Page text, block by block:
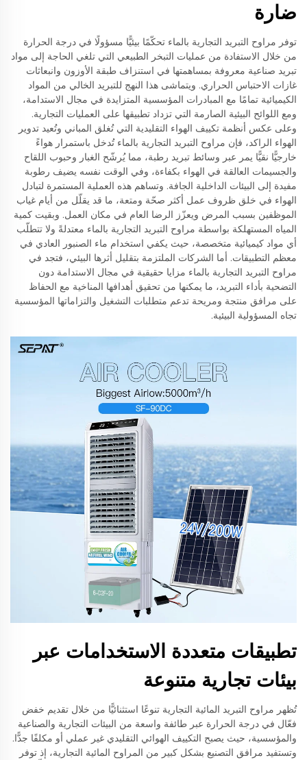
ضارة
توفر مراوح التبريد التجارية بالماء تحكّمًا بيئيًّا مسؤولًا في درجة الحرارة
من خلال الاستفادة من عمليات التبخر الطبيعي التي تلغي الحاجة إلى مواد
تبريد صناعية معروفة بمساهمتها في استنزاف طبقة الأوزون وانبعاثات
غازات الاحتباس الحراري. ويتماشى هذا النهج للتبريد الخالي من المواد
الكيميائية تمامًا مع المبادرات المؤسسية المتزايدة في مجال الاستدامة،
ومع اللوائح البيئية الصارمة التي تزداد تطبيقها على العمليات التجارية.
وعلى عكس أنظمة تكييف الهواء التقليدية التي تُغلق المباني وتُعيد تدوير
الهواء الراكد، فإن مراوح التبريد التجارية بالماء تُدخل باستمرار هواءً
خارجيًّا نقيًّا يمر عبر وسائط تبريد رطبة، مما يُرشّح الغبار وحبوب اللقاح
والجسيمات العالقة في الهواء بكفاءة، وفي الوقت نفسه يضيف رطوبة
مفيدة إلى البيئات الداخلية الجافة. وتساهم هذه العملية المستمرة لتبادل
الهواء في خلق ظروف عمل أكثر صحّة ومتعة، ما قد يقلّل من أيام غياب
الموظفين بسبب المرض ويعزّز الرضا العام في مكان العمل. وبقيت كمية
المياه المستهلكة بواسطة مراوح التبريد التجارية بالماء معتدلةً ولا تتطلّب
أي مواد كيميائية متخصصة، حيث يكفي استخدام ماء الصنبور العادي في
معظم التطبيقات. أما الشركات الملتزمة بتقليل أثرها البيئي، فتجد في
مراوح التبريد التجارية بالماء مزايا حقيقية في مجال الاستدامة دون
التضحية بأداء التبريد، ما يمكنها من تحقيق أهدافها المناخية مع الحفاظ
على مرافق منتجة ومريحة تدعم متطلبات التشغيل والتزاماتها المؤسسية
تجاه المسؤولية البيئية.
تطبيقات متعددة الاستخدامات عبر
بيئات تجارية متنوعة
تُظهر مراوح التبريد المائية التجارية تنوعًا استثنائيًّا من خلال تقديم خفض
فعّال في درجة الحرارة عبر طائفة واسعة من البيئات التجارية والصناعية
والمؤسسية، حيث يصبح التكييف الهوائي التقليدي غير عملي أو مكلفًا جدًّا.
وتستفيد مرافق التصنيع بشكل كبير من المراوح المائية التجارية، إذ توفر